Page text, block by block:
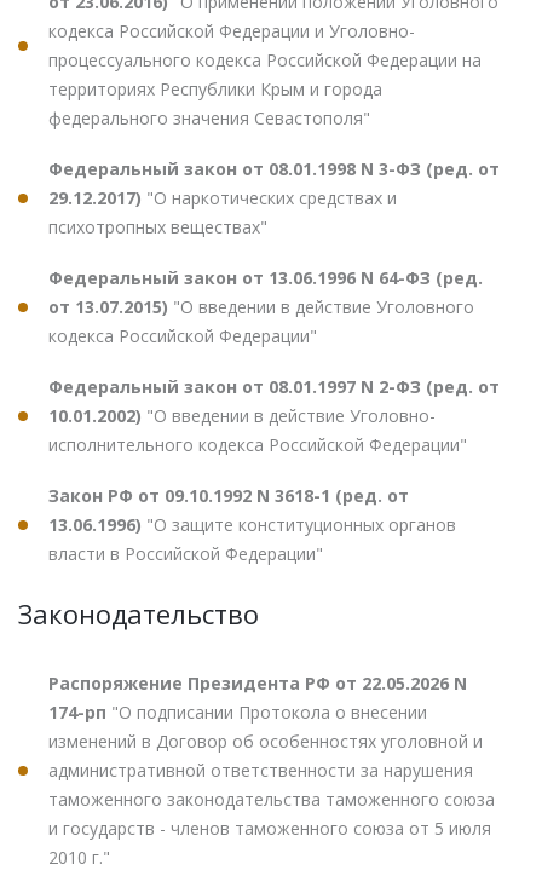
кодекса Российской Федерации и Уголовно-
процессуального кодекса Российской Федерации на
территориях Республики Крым и города
федерального значения Севастополя"
Федеральный закон от 08.01.1998 N 3-ФЗ (ред. от
29.12.2017) "О наркотических средствах и
психотропных веществах"
Федеральный закон от 13.06.1996 N 64-ФЗ (ред.
от 13.07.2015) "О введении в действие Уголовного
кодекса Российской Федерации"
Федеральный закон от 08.01.1997 N 2-ФЗ (ред. от
10.01.2002) "О введении в действие Уголовно-
исполнительного кодекса Российской Федерации"
Закон РФ от 09.10.1992 N 3618-1 (ред. от
13.06.1996) "О защите конституционных органов
власти в Российской Федерации"
Законодательство
Распоряжение Президента РФ от 22.05.2026 N
174-рп "О подписании Протокола о внесении
изменений в Договор об особенностях уголовной и
административной ответственности за нарушения
таможенного законодательства таможенного союза
и государств - членов таможенного союза от 5 июля
2010 г."